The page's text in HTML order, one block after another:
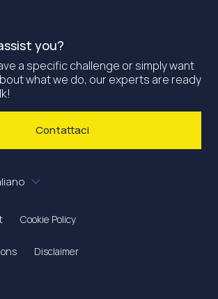
you?
a specific challenge or simply want
what we do, our experts are ready
Contattaci
Cookie Policy
Disclaimer